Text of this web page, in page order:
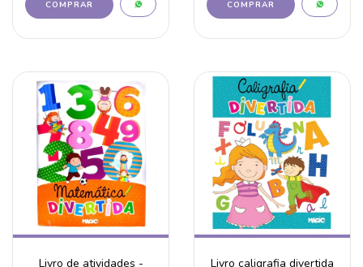
Livro de atividades -
Livro caligrafia divertida